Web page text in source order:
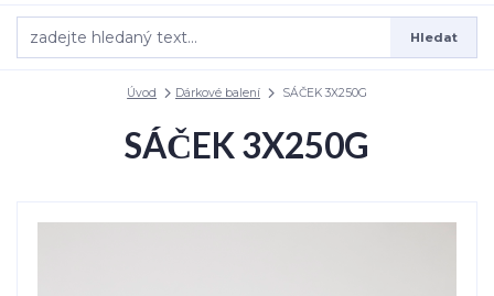
Hledat
Úvod Dárkové balení SÁČEK 3X250G
SÁČEK 3X250G